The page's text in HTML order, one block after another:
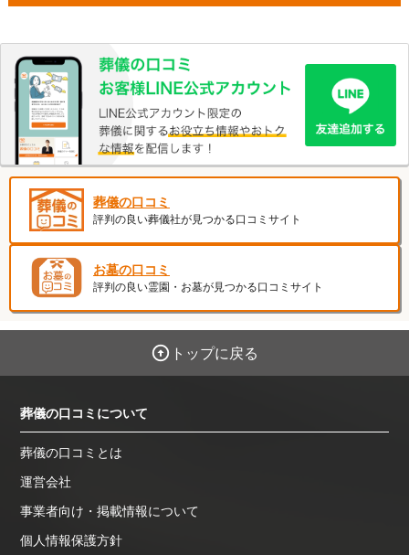
葬儀の口コミ
評判の良い葬儀社が見つかる口コミサイト
お墓の口コミ
評判の良い霊園・お墓が見つかる口コミサイト
トップに戻る
葬儀の口コミについて
葬儀の口コミとは
運営会社
事業者向け・掲載情報について
個人情報保護方針